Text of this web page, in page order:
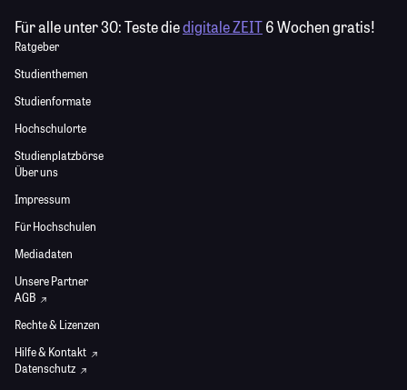
Für alle unter 30:Teste diedigitale ZEIT6 Wochen gratis!
Ratgeber
Studienthemen
Studienformate
Hochschulorte
Studienplatzbörse
Über uns
Impressum
Für Hochschulen
Mediadaten
Unsere Partner
AGB
Rechte & Lizenzen
Hilfe & Kontakt
Datenschutz